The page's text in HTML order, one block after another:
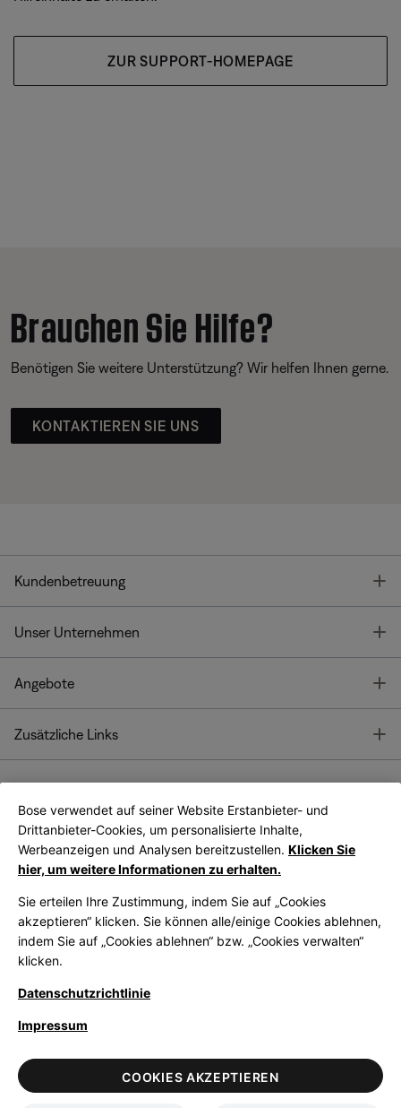
ZUR SUPPORT-HOMEPAGE
Brauchen Sie Hilfe?
Benötigen Sie weitere Unterstützung? Wir helfen Ihnen gerne.
KONTAKTIEREN SIE UNS
Kundenbetreuung
Unser Unternehmen
Angebote
Zusätzliche Links
Bose App
Bose Connect
App
LegalDatenschutzrichtlinieZugänglichkeitHinweis zu Cookies
VerkaufsbedingungenNutzungsbedingungen
Bose verwendet auf seiner Website Erstanbieter- und
Drittanbieter-Cookies, um personalisierte Inhalte,
Werbeanzeigen und Analysen bereitzustellen. Klicken Sie
hier, um weitere Informationen zu erhalten.
Sie erteilen Ihre Zustimmung, indem Sie auf „Cookies
akzeptieren“ klicken. Sie können alle/einige Cookies ablehnen,
indem Sie auf „Cookies ablehnen“ bzw. „Cookies verwalten“
klicken.
Datenschutzrichtlinie
Impressum
COOKIES AKZEPTIEREN